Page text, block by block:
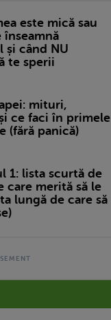
este mică sau
înseamnă
și când NU
te sperii
mituri,
ce faci în primele
(fără panică)
1: lista scurtă de
care merită să le
lungă de care să